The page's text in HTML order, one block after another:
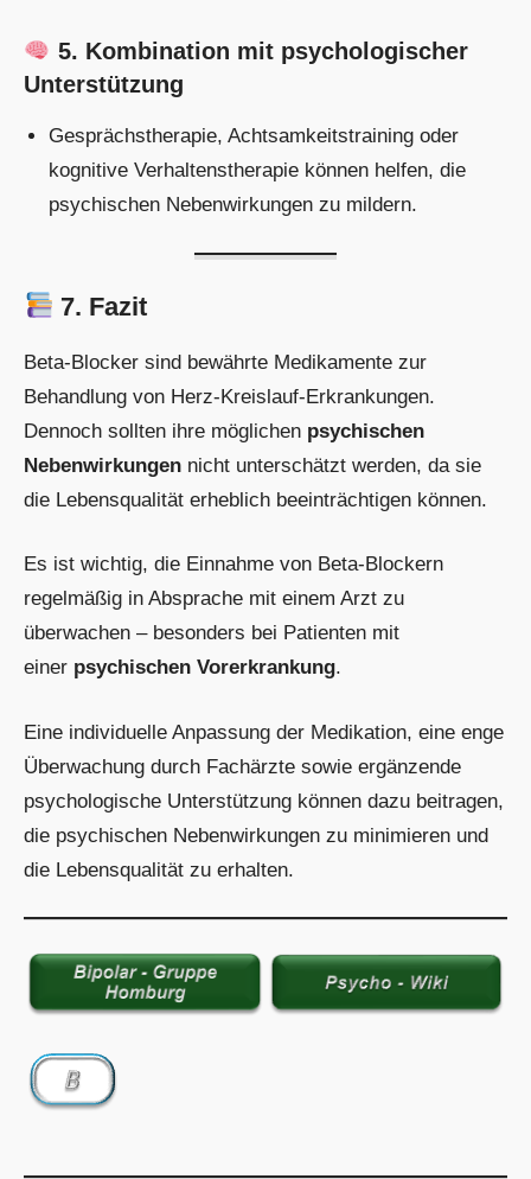
5. Kombination mit psychologischer
Unterstützung
Gesprächstherapie, Achtsamkeitstraining oder
kognitive Verhaltenstherapie können helfen, die
psychischen Nebenwirkungen zu mildern.
7. Fazit
Beta-Blocker sind bewährte Medikamente zur
Behandlung von Herz-Kreislauf-Erkrankungen.
Dennoch sollten ihre möglichen psychischen
Nebenwirkungen nicht unterschätzt werden, da sie
die Lebensqualität erheblich beeinträchtigen können.
Es ist wichtig, die Einnahme von Beta-Blockern
regelmäßig in Absprache mit einem Arzt zu
überwachen – besonders bei Patienten mit
einer psychischen Vorerkrankung.
Eine individuelle Anpassung der Medikation, eine enge
Überwachung durch Fachärzte sowie ergänzende
psychologische Unterstützung können dazu beitragen,
die psychischen Nebenwirkungen zu minimieren und
die Lebensqualität zu erhalten.